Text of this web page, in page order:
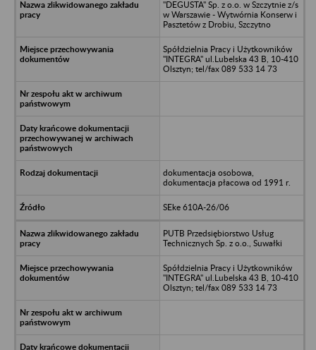
"DEGUSTA" Sp. z o.o. w Szczytnie z/s
w Warszawie - Wytwórnia Konserw i
Pasztetów z Drobiu, Szczytno
Spółdzielnia Pracy i Użytkowników
"INTEGRA" ul.Lubelska 43 B, 10-410
Olsztyn; tel/fax 089 533 14 73
dokumentacja osobowa,
dokumentacja płacowa od 1991 r.
SEke 610A-26/06
PUTB Przedsiębiorstwo Usług
Technicznych Sp. z o.o., Suwałki
Spółdzielnia Pracy i Użytkowników
"INTEGRA" ul.Lubelska 43 B, 10-410
Olsztyn; tel/fax 089 533 14 73